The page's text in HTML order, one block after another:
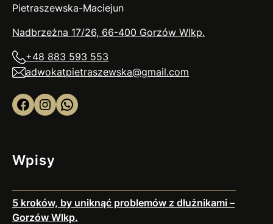
Pietraszewska-Maciejun
Nadbrzeżna 17/26, 66-400 Gorzów Wlkp.
+48 883 593 553
adwokatpietraszewska@gmail.com
Facebook Instagram WhatsApp
Wpisy
5 kroków, by uniknąć problemów z dłużnikami –
Gorzów Wlkp.